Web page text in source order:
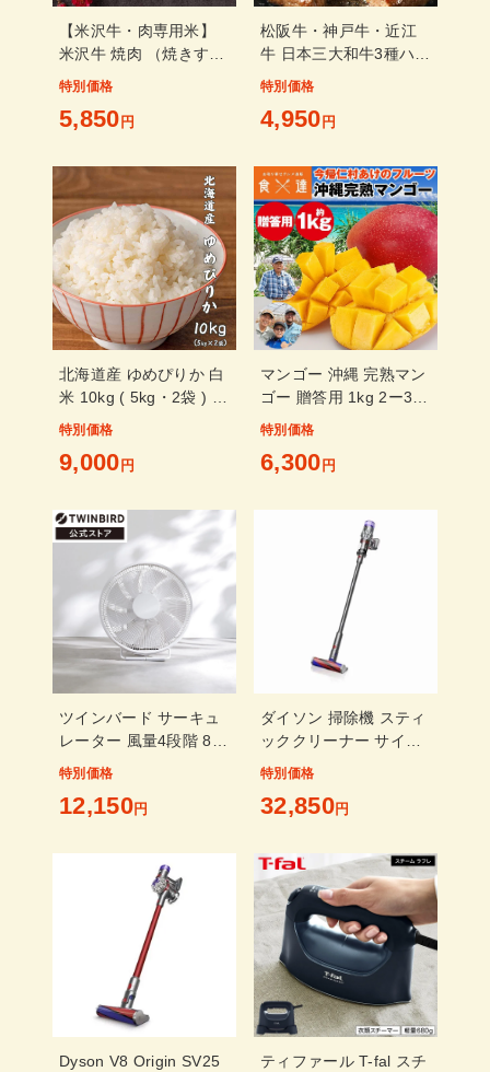
【米沢牛・肉専用米】
米沢牛 焼肉 （焼きす
き） 肩スライス 300g
特別価格
5,850 円
松阪牛・神戸牛・近江
牛 日本三大和牛3種ハン
バーグ食べ比べ 80g・6
特別価格
4,950 円
北海道産 ゆめぴりか 白
米 10kg ( 5kg・2袋 ) 令
和7年産
特別価格
9,000 円
マンゴー 沖縄 完熟マン
ゴー 贈答用 1kg 2ー3玉
今帰仁村 ギフト あけの
ゴー アーウィン種 冷蔵
特別価格
6,300 円
ツインバード サーキュ
レーター 風量4段階 8畳
ホワイト KJ-D783W
特別価格
12,150円
ダイソン 掃除機 スティ
ッククリーナー サイク
ロン式 パワーブラシ
SV33FFOR
特別価格
32,850円
Dyson V8 Origin SV25
ティファール T-fal スチ